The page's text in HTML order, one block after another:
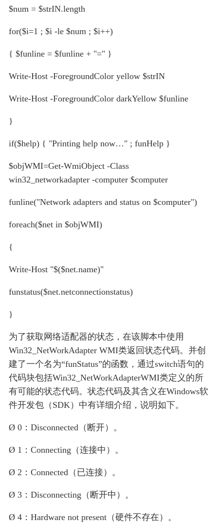
$num = $strIN.length
for($i=1 ; $i -le $num ; $i++)
{ $funline = $funline + "=" }
Write-Host -ForegroundColor yellow $strIN
Write-Host -ForegroundColor darkYellow $funline
}
if($help) { "Printing help now…" ; funHelp }
$objWMI=Get-WmiObject -Class
win32_networkadapter -computer $computer
funline("Network adapters and status on $computer")
foreach($net in $objWMI)
{
Write-Host "$($net.name)"
funstatus($net.netconnectionstatus)
}
为了获取网络适配器的状态，在该脚本中使用
Win32_NetWorkAdapter WMI类返回状态代码。并创
建了一个名为“funStatus”的函数，通过switch语句的
代码块包括Win32_NetWorkAdapterWMI类定义的所
有可能的状态代码。状态代码及其含义在Windows软
件开发包（SDK）中有详细介绍，说明如下。
Ø 0：Disconnected（断开）。
Ø 1：Connecting（连接中）。
Ø 2：Connected（已连接）。
Ø 3：Disconnecting（断开中）。
Ø 4：Hardware not present（硬件不存在）。